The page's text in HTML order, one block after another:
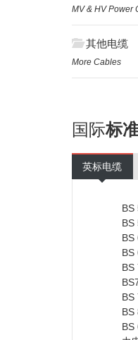
MV & HV Power
其他电缆
More Cables
国际标
英标电缆
BS
BS
BS
BS
BS
BS
BS
BS